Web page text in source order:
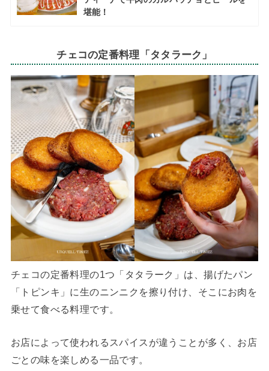
堪能！
チェコの定番料理「タタラーク」
チェコの定番料理の1つ「タタラーク」は、揚げたパン
「トピンキ」に生のニンニクを擦り付け、そこにお肉を
乗せて食べる料理です。
お店によって使われるスパイスが違うことが多く、お店
ごとの味を楽しめる一品です。